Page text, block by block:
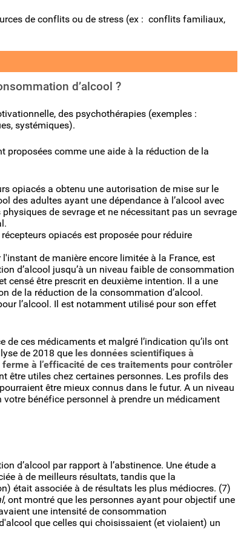
de conflits ou de stress (ex : conflits familiaux,
d’alcool ?
des psychothérapies (exemples :
systémiques).
proposées comme une aide à la réduction de la
opiacés a obtenu une autorisation de mise sur le
des adultes ayant une dépendance à l’alcool avec
de sevrage et ne nécessitant pas un sevrage
opiacés est proposée pour réduire
de manière encore limitée à la France, est
d’alcool jusqu’à un niveau faible de consommation
censé être prescrit en deuxième intention. Il a une
de la réduction de la consommation d’alcool.
l’alcool. Il est notamment utilisé pour son effet
ces médicaments et malgré l’indication qu’ils ont
de 2018 que les données scientifiques à
à l’efficacité de ces traitements pour contrôler
être utiles chez certaines personnes. Les profils des
être mieux connus dans le futur. A un niveau
bénéfice personnel à prendre un médicament
d’alcool par rapport à l’abstinence. Une étude a
à de meilleurs résultats, tandis que la
était associée à de résultats les plus médiocres. (7)
, ont montré que les personnes ayant pour objectif une
une intensité de consommation
que celles qui choisissaient (et violaient) un